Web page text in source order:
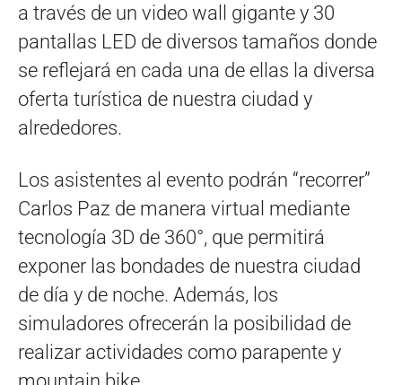
a través de un video wall gigante y 30
pantallas LED de diversos tamaños donde
se reflejará en cada una de ellas la diversa
oferta turística de nuestra ciudad y
alrededores.
Los asistentes al evento podrán “recorrer”
Carlos Paz de manera virtual mediante
tecnología 3D de 360°, que permitirá
exponer las bondades de nuestra ciudad
de día y de noche. Además, los
simuladores ofrecerán la posibilidad de
realizar actividades como parapente y